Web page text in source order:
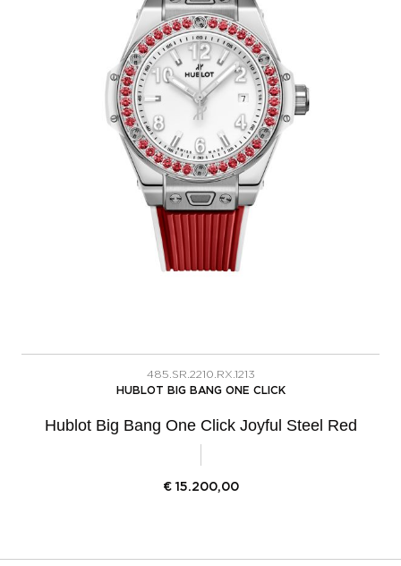
485.SR.2210.RX.1213
HUBLOT BIG BANG ONE CLICK
Hublot Big Bang One Click Joyful Steel Red
€ 15.200,00